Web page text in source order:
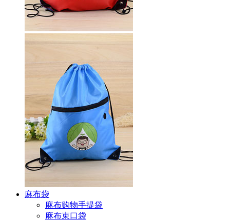
麻布袋
麻布购物手提袋
麻布束口袋